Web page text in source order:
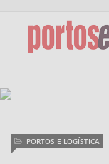
PORTOS E LOGÍSTICA